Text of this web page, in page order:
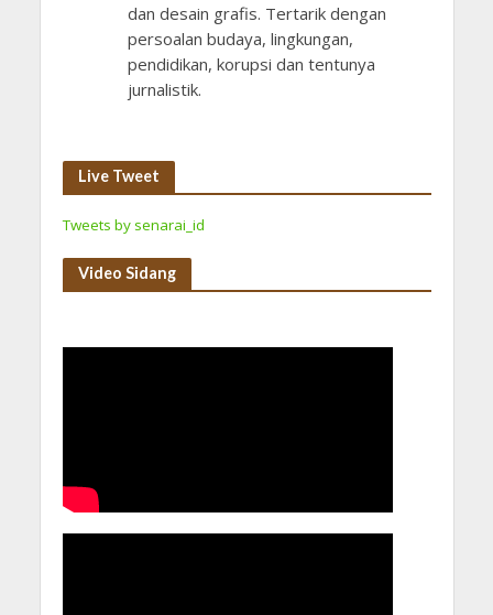
dan desain grafis. Tertarik dengan
persoalan budaya, lingkungan,
pendidikan, korupsi dan tentunya
jurnalistik.
Live Tweet
Tweets by senarai_id
Video Sidang